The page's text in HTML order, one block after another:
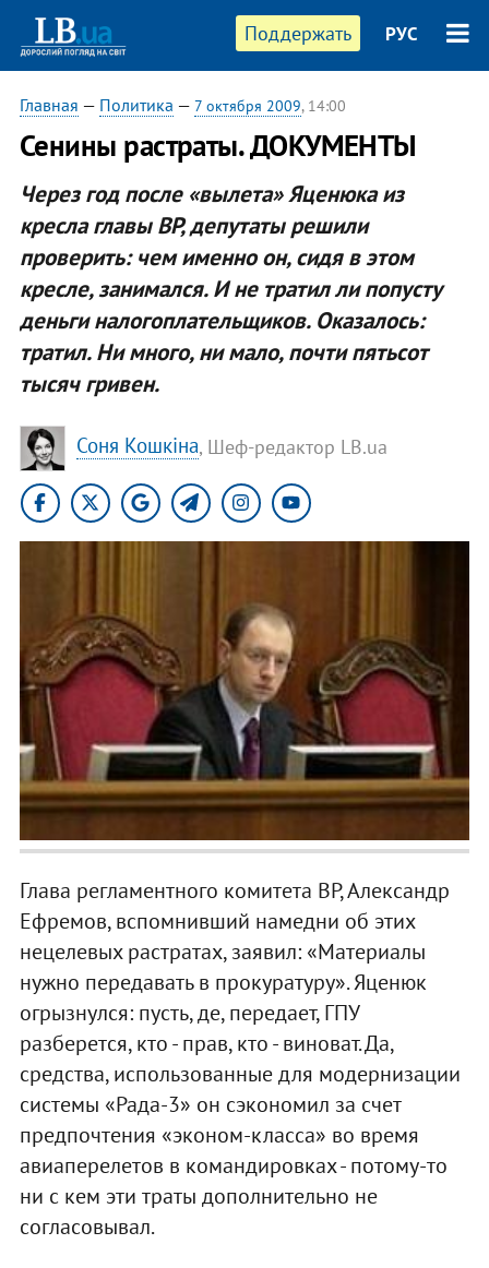
Поддержать РУС
Главная — Политика — 7 октября 2009, 14:00
Сенины растраты. ДОКУМЕНТЫ
Через год после «вылета» Яценюка из
кресла главы ВР, депутаты решили
проверить: чем именно он, сидя в этом
кресле, занимался. И не тратил ли попусту
деньги налогоплательщиков. Оказалось:
тратил. Ни много, ни мало, почти пятьсот
тысяч гривен.
Соня Кошкіна, Шеф-редактор LB.ua
Глава регламентного комитета ВР, Александр
Ефремов, вспомнивший намедни об этих
нецелевых растратах, заявил: «Материалы
нужно передавать в прокуратуру». Яценюк
огрызнулся: пусть, де, передает, ГПУ
разберется, кто - прав, кто - виноват. Да,
средства, использованные для модернизации
системы «Рада-3» он сэкономил за счет
предпочтения «эконом-класса» во время
авиаперелетов в командировках - потому-то
ни с кем эти траты дополнительно не
согласовывал.